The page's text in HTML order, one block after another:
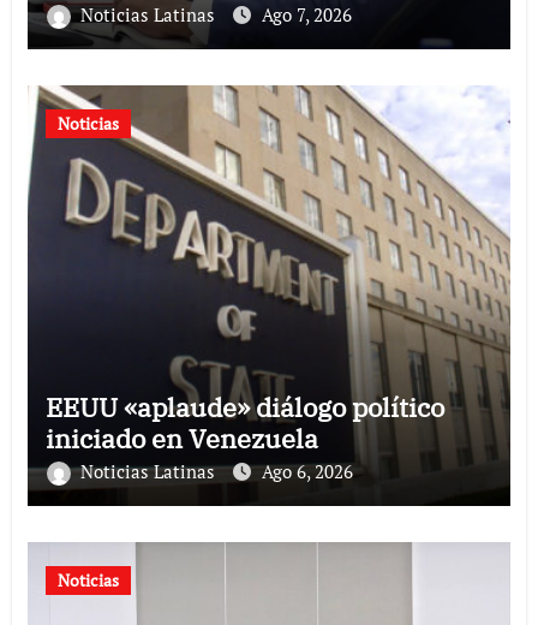
Noticias Latinas Ago 7, 2026
Noticias
EEUU «aplaude» diálogo político
iniciado en Venezuela
Noticias Latinas Ago 6, 2026
Noticias